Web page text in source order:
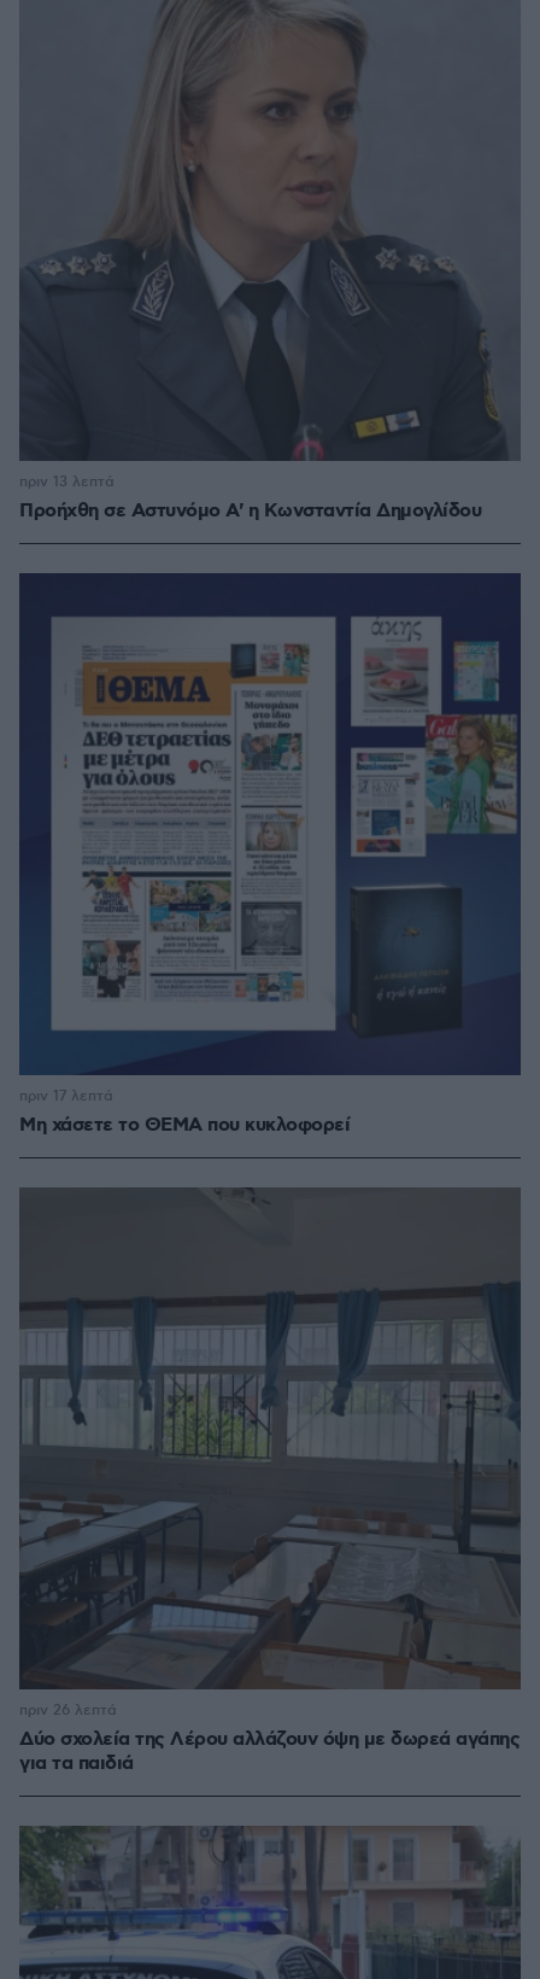
Προήχθη σε Αστυνόμο Α' η Κωνσταντία Δημογλίδου
πριν 13 λεπτά
Μη χάσετε το ΘΕΜΑ που κυκλοφορεί
πριν 17 λεπτά
Δύο σχολεία της Λέρου αλλάζουν όψη με δωρεά αγάπης
για τα παιδιά
πριν 26 λεπτά